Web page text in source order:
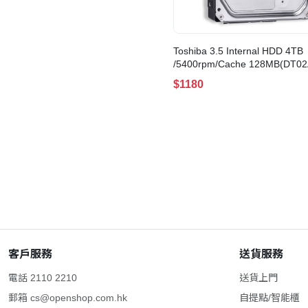
Toshiba 3.5 Internal HDD 4TB
/5400rpm/Cache
$1180
客戶服務
電話 2110 2210
郵箱 cs@openshop.com.hk
送貨服務
送貨上門
自提點/智能櫃